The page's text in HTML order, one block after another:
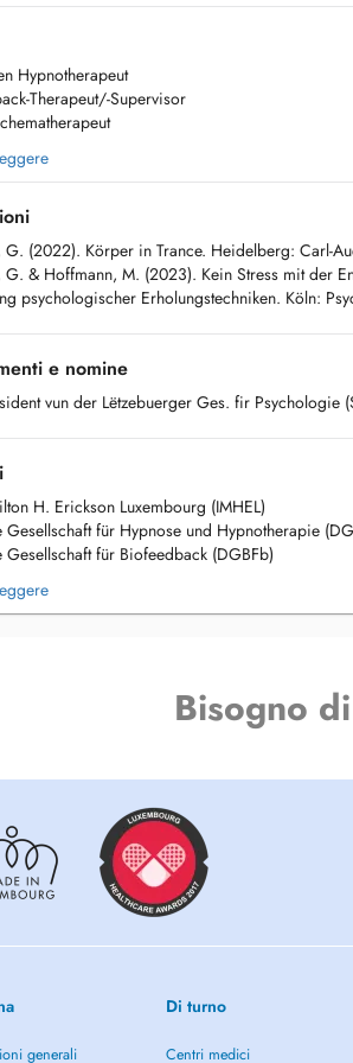
oder psychiatresch Versuergung
Hypnotherapeut
Therapeut/-Supervisor
G. (2022). Körper in Trance. Heidelberg: Carl-
G. & Hoffmann, M. (2023). Kein Stress mit der
psychologischer Erholungstechniken. Köln:
e nomine
vun der Lëtzebuerger Ges. fir Psychologie
H. Erickson Luxembourg (IMHEL)
Gesellschaft für Hypnose und Hypnotherapie
Gesellschaft für Biofeedback (DGBFb)
Bisogno
generali
Di turno
Centri medici